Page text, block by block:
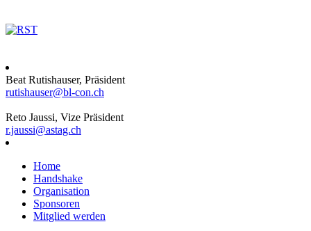
Beat Rutishauser, Präsident
rutishauser@bl-con.ch
Reto Jaussi, Vize Präsident
r.jaussi@astag.ch
Home
Handshake
Organisation
Sponsoren
Mitglied werden